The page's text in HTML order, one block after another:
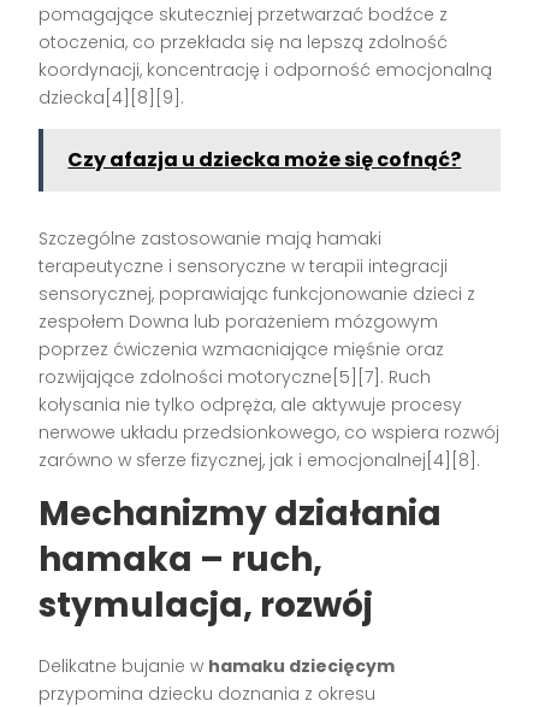
pomagające skuteczniej przetwarzać bodźce z
otoczenia, co przekłada się na lepszą zdolność
koordynacji, koncentrację i odporność emocjonalną
dziecka[4][8][9].
Czy afazja u dziecka może się cofnąć?
Szczególne zastosowanie mają hamaki
terapeutyczne i sensoryczne w terapii integracji
sensorycznej, poprawiając funkcjonowanie dzieci z
zespołem Downa lub porażeniem mózgowym
poprzez ćwiczenia wzmacniające mięśnie oraz
rozwijające zdolności motoryczne[5][7]. Ruch
kołysania nie tylko odpręża, ale aktywuje procesy
nerwowe układu przedsionkowego, co wspiera rozwój
zarówno w sferze fizycznej, jak i emocjonalnej[4][8].
Mechanizmy działania
hamaka – ruch,
stymulacja, rozwój
Delikatne bujanie w hamaku dziecięcym
przypomina dziecku doznania z okresu